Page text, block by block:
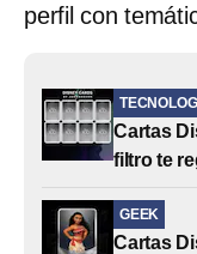
perfil con
Cartas
filtro te
GEEK
Cartas